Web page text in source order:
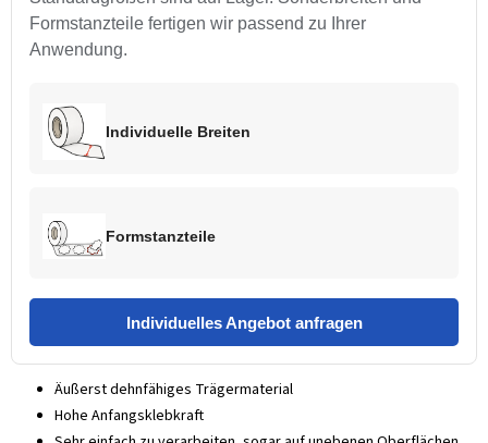
Formstanzteile fertigen wir passend zu Ihrer
Anwendung.
Individuelle Breiten
Formstanzteile
Individuelles Angebot anfragen
Äußerst dehnfähiges Trägermaterial
Hohe Anfangsklebkraft